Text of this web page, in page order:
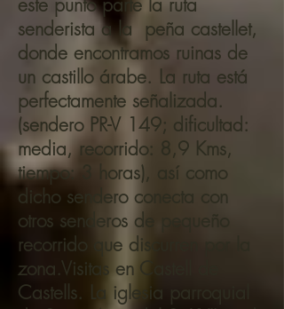
este punto parte la ruta
senderista a la peña castellet,
donde encontramos ruinas de
un castillo árabe. La ruta está
perfectamente señalizada.
(sendero PR-V 149; dificultad:
media, recorrido: 8,9 Kms,
tiempo: 3 horas), así como
dicho sendero conecta con
otros senderos de pequeño
recorrido que discurren por la
zona.Visitas en Castell de
Castells. La iglesia parroquial